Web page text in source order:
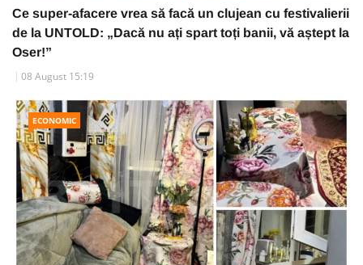
Ce super-afacere vrea să facă un clujean cu festivalierii
de la UNTOLD: „Dacă nu ați spart toți banii, vă aștept la
Oser!”
08 August 15:19
ECONOMIC